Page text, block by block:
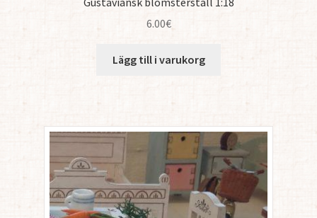
6.00€
Lägg till i varukorg